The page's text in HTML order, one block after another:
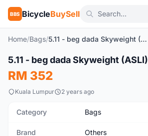
BBS BicycleBuySell
Home/Bags/ 5.11 - beg dada Skyweight (ASLI)
New
5.11 - beg dada Skyweight (ASLI)
RM 352
Kuala Lumpur 2 years ago
Category Bags
Brand Others